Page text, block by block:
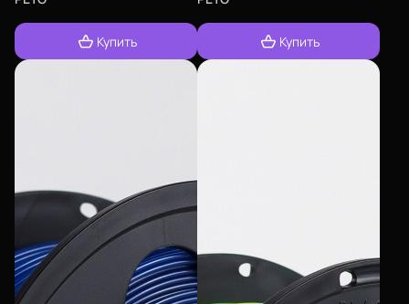
Купить Купить